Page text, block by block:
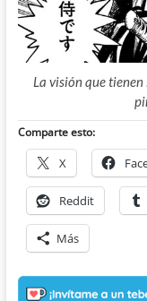
La visión que
Comparte esto:
X
Reddit
Más